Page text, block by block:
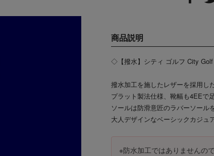
商品説明
◇【撥水】シティ ゴルフ City
撥水加工を施したレザーを採用し
プラット製法仕様、靴幅も4EEで
ソールは防滑意匠のラバーソール
大人デザインなベーシックカジュ
※防水加工ではありませんの